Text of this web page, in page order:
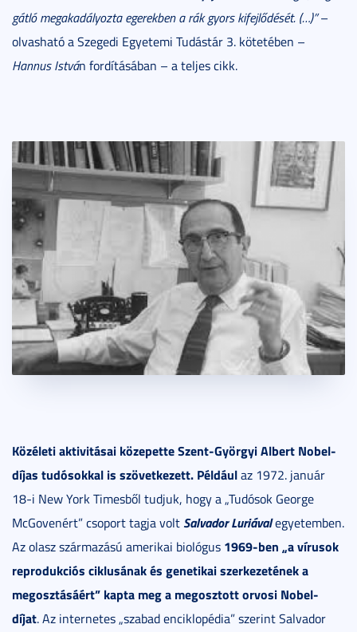
gátló megakadályozta egerekben a rák gyors kifejlődését. (…)”–
olvasható a Szegedi Egyetemi Tudástár 3. kötetében –
Hannus István fordításában – a teljes cikk.
Közéleti aktivitásai közepette Szent-Györgyi Albert Nobel-
díjas tudósokkal is szövetkezett. Példáulaz 1972. január
18-i New York Timesből tudjuk, hogy a „Tudósok George
McGovenért” csoport tagja volt Salvador Luriávalegyetemben.
Az olasz származású amerikai biológus 1969-ben „a vírusok
reprodukciós ciklusának és genetikai szerkezetének a
megosztásáért” kapta meg a megosztott orvosi Nobel-
díjat. Az internetes „szabad enciklopédia” szerint Salvador